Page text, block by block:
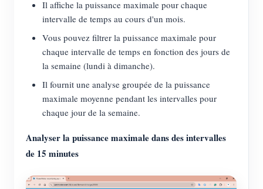
Il affiche la puissance maximale pour chaque
intervalle de temps au cours d'un mois.
Vous pouvez filtrer la puissance maximale pour
chaque intervalle de temps en fonction des jours de
la semaine (lundi à dimanche).
Il fournit une analyse groupée de la puissance
maximale moyenne pendant les intervalles pour
chaque jour de la semaine.
Analyser la puissance maximale dans des intervalles
de 15 minutes